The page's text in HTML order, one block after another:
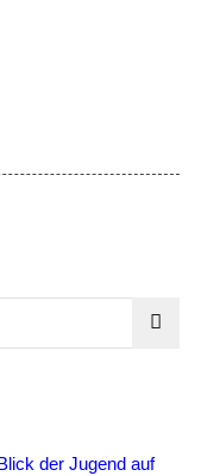
der Jugend auf